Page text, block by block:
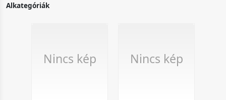
Alkategóriák
Nincs kép Nincs kép